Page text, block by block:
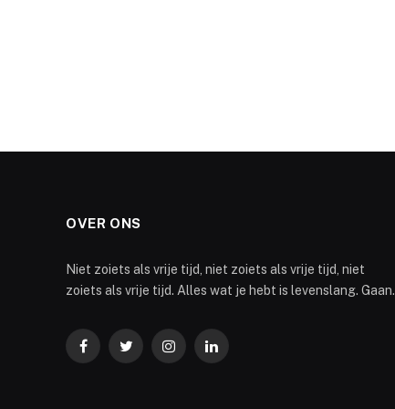
OVER ONS
Niet zoiets als vrije tijd, niet zoiets als vrije tijd, niet
zoiets als vrije tijd. Alles wat je hebt is levenslang. Gaan.
FacebookTwitterInstagramLinkedIn